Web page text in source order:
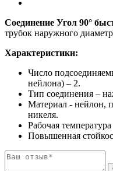
Соединение Угол 90°
трубок наружного
Характеристики:
Число
нейлона) – 2.
Тип соединения –
Материал - нейлон,
никеля.
Рабочая
Повышенная